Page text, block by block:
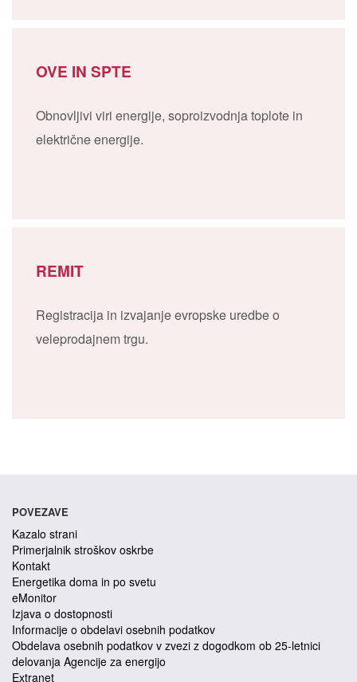
OVE IN SPTE
Obnovljivi viri energije, soproizvodnja toplote in
električne energije.
REMIT
Registracija in izvajanje evropske uredbe o
veleprodajnem trgu.
POVEZAVE
Kazalo strani
Primerjalnik stroškov oskrbe
Kontakt
Energetika doma in po svetu
eMonitor
Izjava o dostopnosti
Informacije o obdelavi osebnih podatkov
Obdelava osebnih podatkov v zvezi z dogodkom ob 25-letnici
delovanja Agencije za energijo
Extranet